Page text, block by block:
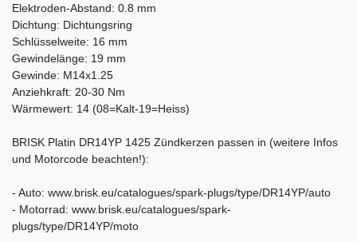
Elektroden-Abstand: 0.8 mm
Dichtung: Dichtungsring
Schlüsselweite: 16 mm
Gewindelänge: 19 mm
Gewinde: M14x1.25
Anziehkraft: 20-30 Nm
Wärmewert: 14 (08=Kalt-19=Heiss)
BRISK Platin DR14YP 1425 Zündkerzen passen in (weitere Infos
und Motorcode beachten!):
- Auto: www.brisk.eu/catalogues/spark-plugs/type/DR14YP/auto
- Motorrad: www.brisk.eu/catalogues/spark-
plugs/type/DR14YP/moto